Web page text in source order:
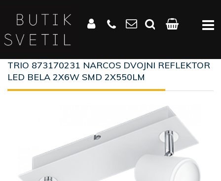
TRIO 873170231 NARCOS DVOJNI REFLEKTOR
LED BELA 2X6W SMD 2X550LM